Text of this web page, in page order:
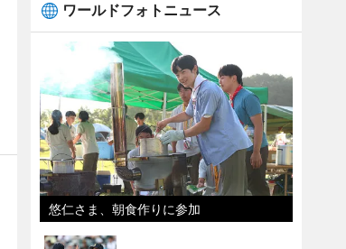
ワールドフォトニュース
悠仁さま、朝食作りに参加